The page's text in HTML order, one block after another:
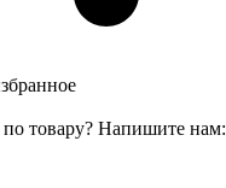
товару? Напишите нам: